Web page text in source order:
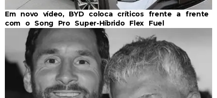
Em novo vídeo, BYD coloca críticos frente a frente
com o Song Pro Super-Híbrido Flex Fuel